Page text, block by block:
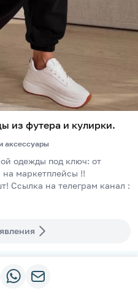
из футера и кулирки.
аксессуары
одежды под ключ: от
на маркетплейсы !!